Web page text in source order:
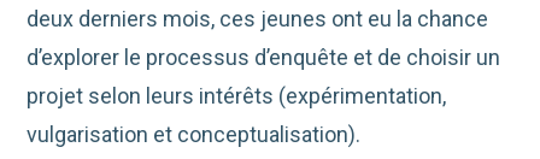
deux derniers mois, ces jeunes ont eu la chance
d’explorer le processus d’enquête et de choisir un
projet selon leurs intérêts (expérimentation,
vulgarisation et conceptualisation).